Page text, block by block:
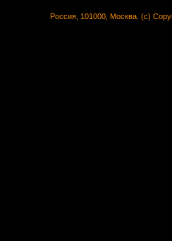
Россия, 101000, Москва. (c)